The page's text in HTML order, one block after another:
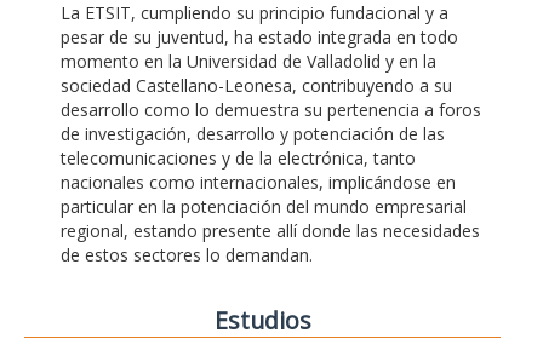
La ETSIT, cumpliendo su principio fundacional y a
pesar de su juventud, ha estado integrada en todo
momento en la Universidad de Valladolid y en la
sociedad Castellano-Leonesa, contribuyendo a su
desarrollo como lo demuestra su pertenencia a foros
de investigación, desarrollo y potenciación de las
telecomunicaciones y de la electrónica, tanto
nacionales como internacionales, implicándose en
particular en la potenciación del mundo empresarial
regional, estando presente allí donde las necesidades
de estos sectores lo demandan.
Estudios